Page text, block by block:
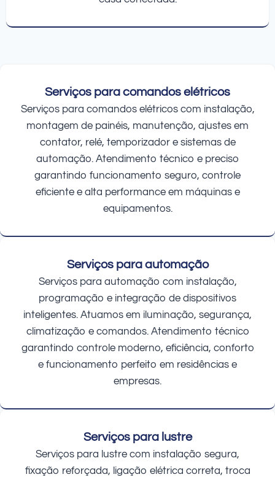
Serviços para comandos elétricos
Serviços para comandos elétricos com instalação,
montagem de painéis, manutenção, ajustes em
contator, relé, temporizador e sistemas de
automação. Atendimento técnico e preciso
garantindo funcionamento seguro, controle
eficiente e alta performance em máquinas e
equipamentos.
Serviços para automação
Serviços para automação com instalação,
programação e integração de dispositivos
inteligentes. Atuamos em iluminação, segurança,
climatização e comandos. Atendimento técnico
garantindo controle moderno, eficiência, conforto
e funcionamento perfeito em residências e
empresas.
Serviços para lustre
Serviços para lustre com instalação segura,
fixação reforçada, ligação elétrica correta, troca